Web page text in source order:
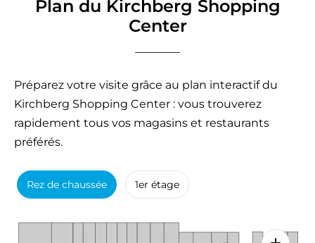
Plan du Kirchberg Shopping
Center
Préparez votre visite grâce au plan interactif du
Kirchberg Shopping Center : vous trouverez
rapidement tous vos magasins et restaurants
préférés.
Rez de chaussée 1er étage